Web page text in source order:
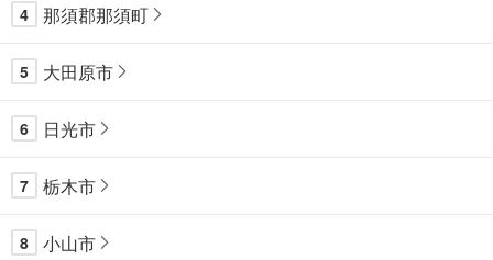
4 那須郡那須町
5 大田原市
6 日光市
7 栃木市
8 小山市